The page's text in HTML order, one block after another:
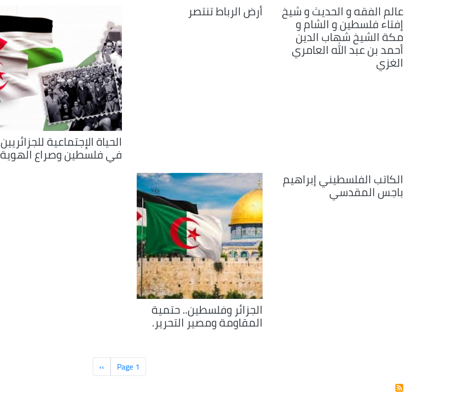
عالم الفقه و الحديث و شيخ
إفتاء فلسطين و الشام و
مكة الشيخ شهاب الدين
أحمد بن عبد الله العامري
الغزي
أرض الرباط تنتصر
الحياة الإجتماعية للجزائريين
في فلسطين وصراع الهوية
الكاتب الفلسطيني إبراهيم
باجس المقدسي
الجزائر وفلسطين.. حتمية
المقاومة ومصير التحرير.
Page 1 الصفحة
التالية
››